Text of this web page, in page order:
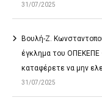
31/07/2025
Βουλή-Ζ.
έγκλημα του ΟΠΕΚΕΠΕ
καταφέρετε να μην
31/07/2025